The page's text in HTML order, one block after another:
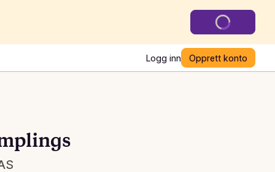
Logg inn Opprett konto